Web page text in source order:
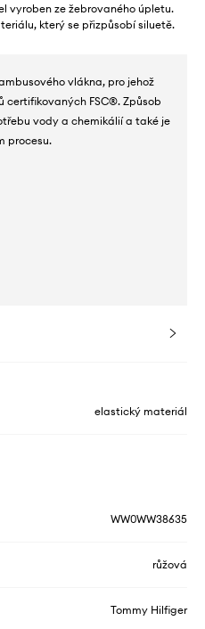
vyroben ze žebrovaného úpletu.
který se přizpůsobí siluetě.
vlákna, pro jehož
certifikovaných FSC®. Způsob
vody a chemikálií a také je
procesu.
elastický materiál
WW0WW38635
růžová
Tommy Hilfiger